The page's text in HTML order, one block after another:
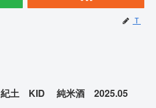
Ｔ
紀土 KID 純米酒 2025.05